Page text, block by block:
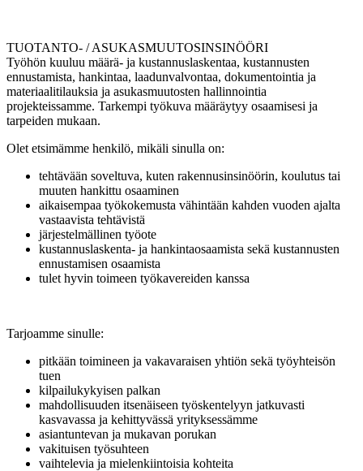
TUOTANTO- / ASUKASMUUTOSINSINÖÖRI
Työhön kuuluu määrä- ja kustannuslaskentaa, kustannusten
ennustamista, hankintaa, laadunvalvontaa, dokumentointia ja
materiaalitilauksia ja asukasmuutosten hallinnointia
projekteissamme. Tarkempi työkuva määräytyy osaamisesi ja
tarpeiden mukaan.
Olet etsimämme henkilö, mikäli sinulla on:
tehtävään soveltuva, kuten rakennusinsinöörin, koulutus tai
muuten hankittu osaaminen
aikaisempaa työkokemusta vähintään kahden vuoden ajalta
vastaavista tehtävistä
järjestelmällinen työote
kustannuslaskenta- ja hankintaosaamista sekä kustannusten
ennustamisen osaamista
tulet hyvin toimeen työkavereiden kanssa
Tarjoamme sinulle:
pitkään toimineen ja vakavaraisen yhtiön sekä työyhteisön
tuen
kilpailukykyisen palkan
mahdollisuuden itsenäiseen työskentelyyn jatkuvasti
kasvavassa ja kehittyvässä yrityksessämme
asiantuntevan ja mukavan porukan
vakituisen työsuhteen
vaihtelevia ja mielenkiintoisia kohteita